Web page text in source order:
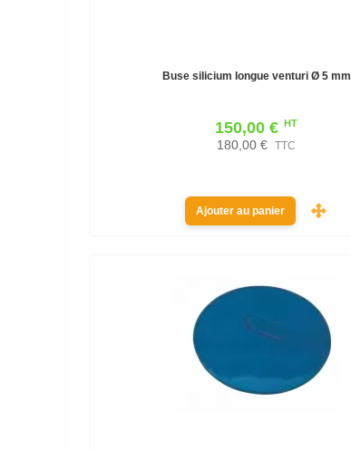
Buse silicium longue venturi Ø 5 mm
150,00 € HT
180,00 € TTC
Ajouter au panier